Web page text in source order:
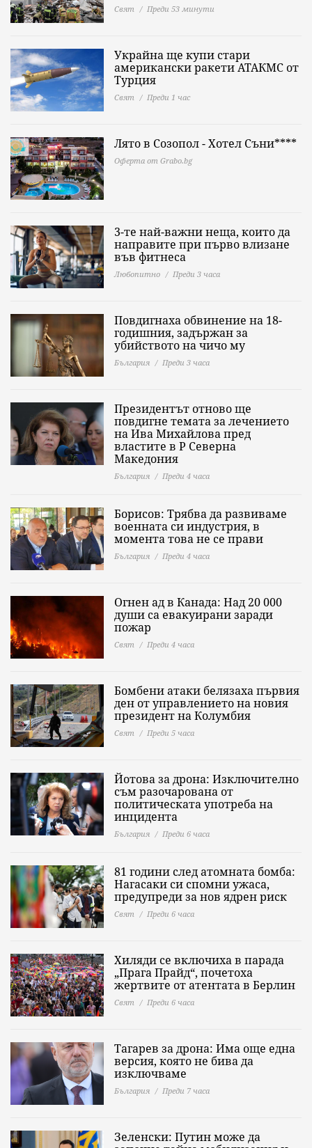
Свят Преди 53 минути
Украйна ще купи стари
американски ракети АТАКМС от
Турция
Свят Преди 1 час
Лято в Созопол - Хотел Съни****
Оферта от Grabo.bg
3-те най-важни неща, които да
направите при първо влизане
във фитнеса
Любопитно Преди 3 часа
Повдигнаха обвинение на 18-
годишния, задържан за
убийството на чичо му
България Преди 3 часа
Президентът отново ще
повдигне темата за лечението
на Ива Михайлова пред
властите в Р Северна
Македония
България Преди 4 часа
Борисов: Трябва да развиваме
военната си индустрия, в
момента това не се прави
България Преди 4 часа
Огнен ад в Канада: Над 20 000
души са евакуирани заради
пожар
Свят Преди 4 часа
Бомбени атаки белязаха първия
ден от управлението на новия
президент на Колумбия
Свят Преди 5 часа
Йотова за дрона: Изключително
съм разочарована от
политическата употреба на
инцидента
България Преди 6 часа
81 години след атомната бомба:
Нагасаки си спомни ужаса,
предупреди за нов ядрен риск
Свят Преди 6 часа
Хиляди се включиха в парада
„Прага Прайд“, почетоха
жертвите от атентата в Берлин
Свят Преди 6 часа
Тагарев за дрона: Има още една
версия, която не бива да
изключваме
България Преди 7 часа
Зеленски: Путин може да